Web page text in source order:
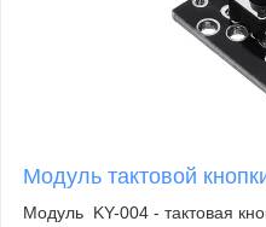
Модуль тактовой
Модуль KY-004 - тактовая